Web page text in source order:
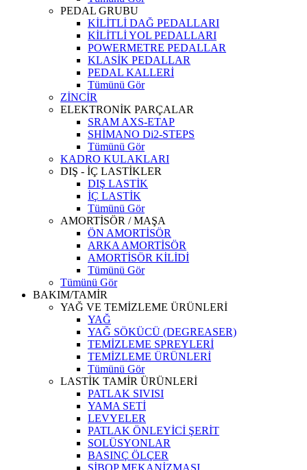
PEDAL GRUBU
KİLİTLİ DAĞ PEDALLARI
KİLİTLİ YOL PEDALLARI
POWERMETRE PEDALLAR
KLASİK PEDALLAR
PEDAL KALLERİ
Tümünü Gör
ZİNCİR
ELEKTRONİK PARÇALAR
SRAM AXS-ETAP
SHİMANO Di2-STEPS
Tümünü Gör
KADRO KULAKLARI
DIŞ - İÇ LASTİKLER
DIŞ LASTİK
İÇ LASTİK
Tümünü Gör
AMORTİSÖR / MAŞA
ÖN AMORTİSÖR
ARKA AMORTİSÖR
AMORTİSÖR KİLİDİ
Tümünü Gör
Tümünü Gör
BAKIM/TAMİR
YAĞ VE TEMİZLEME ÜRÜNLERİ
YAĞ
YAĞ SÖKÜCÜ (DEGREASER)
TEMİZLEME SPREYLERİ
TEMİZLEME ÜRÜNLERİ
Tümünü Gör
LASTİK TAMİR ÜRÜNLERİ
PATLAK SIVISI
YAMA SETİ
LEVYELER
PATLAK ÖNLEYİCİ ŞERİT
SOLÜSYONLAR
BASINÇ ÖLÇER
SİBOP MEKANİZMASI